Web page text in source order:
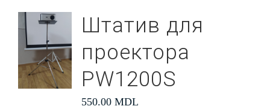
Штатив для
проектора
PW1200S
550.00 MDL